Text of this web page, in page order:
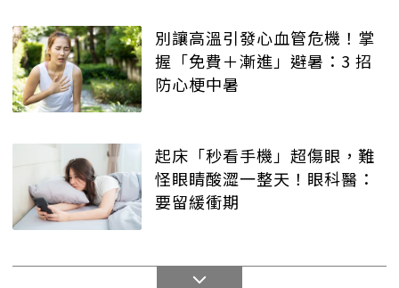
別讓高溫引發心血管危機！掌
握「免費＋漸進」避暑：3 招
防心梗中暑
起床「秒看手機」超傷眼，難
怪眼睛酸澀一整天！眼科醫：
要留緩衝期